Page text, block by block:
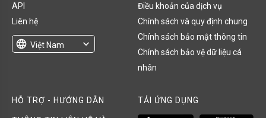
API
Liên hệ
language Việt Nam
expand_more
Điều khoản của dịch vụ
Chính sách và quy định chung
Chính sách bảo mật thông tin
Chính sách bảo vệ dữ liệu cá
nhân
HỖ TRỢ - HƯỚNG DẪN TẢI ỨNG DỤNG